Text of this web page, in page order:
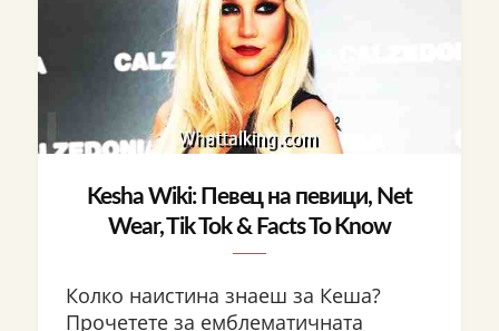
Kesha Wiki: Певец на певици, Net
Wear, Tik Tok & Facts To Know
Колко наистина знаеш за Кеша?
Прочетете за емблематичната